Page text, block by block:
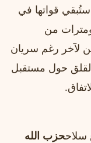
قواتها في
يصل عمقها إلى 10 كيلومترات من
لآخر رغم سريان
حول مستقبل
سلاححزب الله